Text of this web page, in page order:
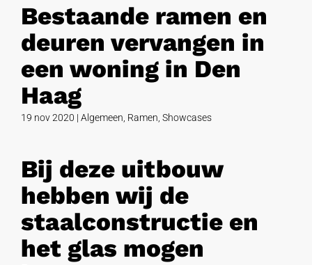
Bestaande ramen en
deuren vervangen in
een woning in Den
Haag
19 nov 2020 | Algemeen Ramen Showcases
Bij deze uitbouw
hebben wij de
staalconstructie en
het glas mogen